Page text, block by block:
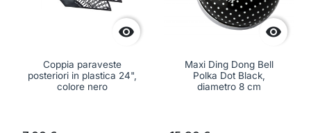

Coppia paraveste
posteriori in plastica 24",
colore nero

Maxi Ding Dong Bell
Polka Dot Black,
diametro 8 cm